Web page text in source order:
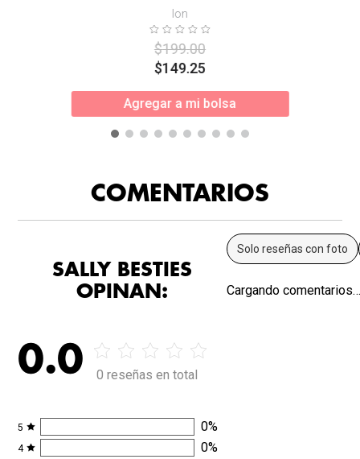
Ion
$199.00
$149.25
Agregar a mi bolsa
COMENTARIOS
SALLY BESTIES
OPINAN:
0.0 0 reseñas en total
5 0%
4 0%
Solo reseñas con foto
Cargando